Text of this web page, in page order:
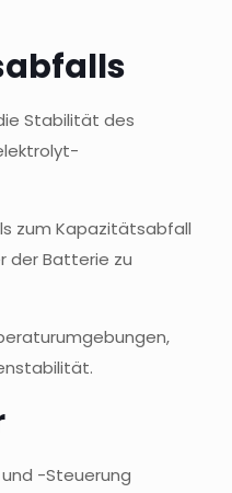
Stabilität des
zum Kapazitätsabfall
der Batterie zu
-Steuerung